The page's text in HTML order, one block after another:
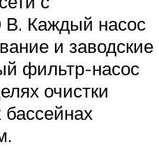
Каждый насос
и заводские
фильтр-насос
очистки